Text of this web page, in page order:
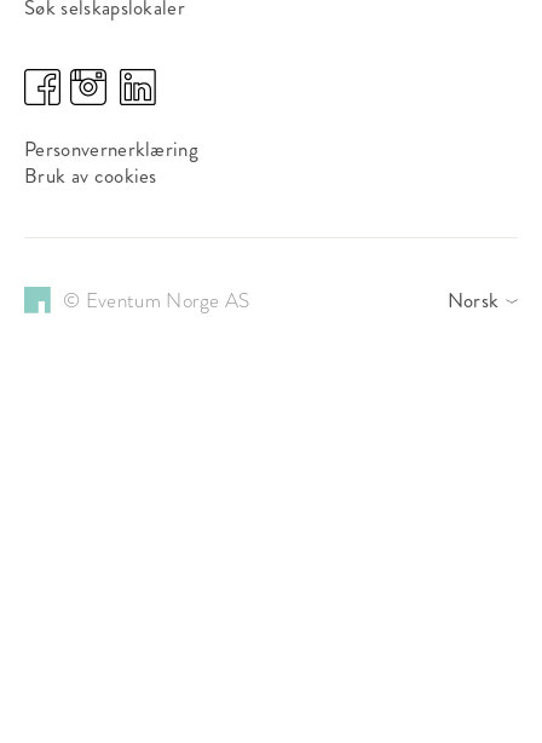
Søk selskapslokaler
Personvernerklæring
Bruk av cookies
© Eventum Norge AS Norsk